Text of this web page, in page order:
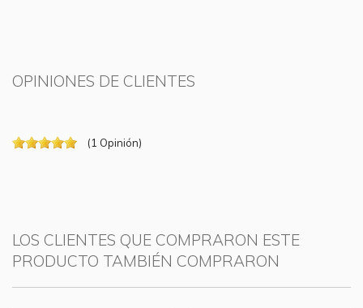
OPINIONES DE CLIENTES
(1 Opinión)
LOS CLIENTES QUE COMPRARON ESTE
PRODUCTO TAMBIÉN COMPRARON